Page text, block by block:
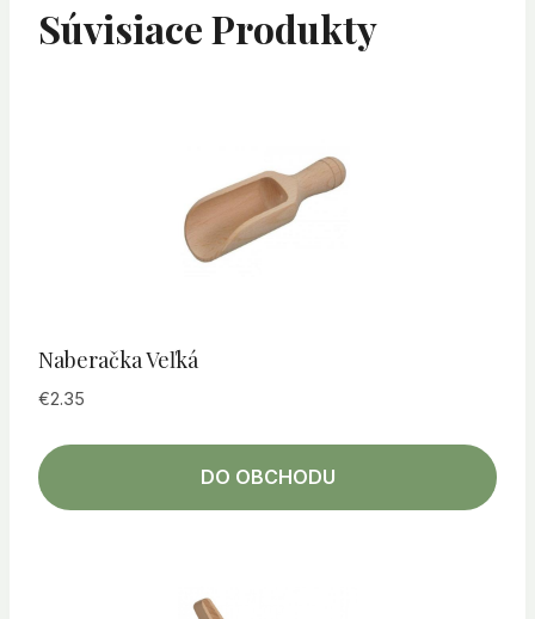
Súvisiace Produkty
Naberačka Veľká
€2.35
DO OBCHODU